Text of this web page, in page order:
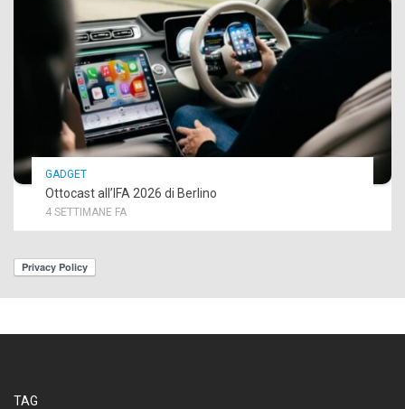
GADGET
Ottocast all’IFA 2026 di Berlino
4 SETTIMANE FA
TAG